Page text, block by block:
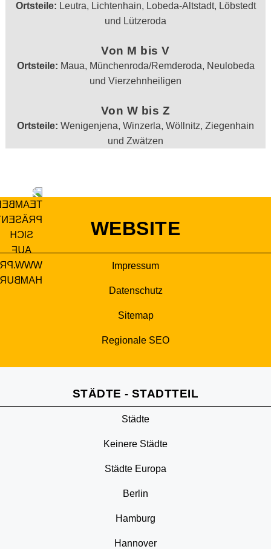
Ortsteile: Leutra, Lichtenhain, Lobeda-Altstadt, Löbstedt
und Lützeroda
Von M bis V
Ortsteile: Maua, Münchenroda/Remderoda, Neulobeda
und Vierzehnheiligen
Von W bis Z
Ortsteile: Wenigenjena, Winzerla, Wöllnitz, Ziegenhain
und Zwätzen
WEBSITE
Impressum
Datenschutz
Sitemap
Regionale SEO
STÄDTE - STADTTEIL
Städte
Keinere Städte
Städte Europa
Berlin
Hamburg
Hannover